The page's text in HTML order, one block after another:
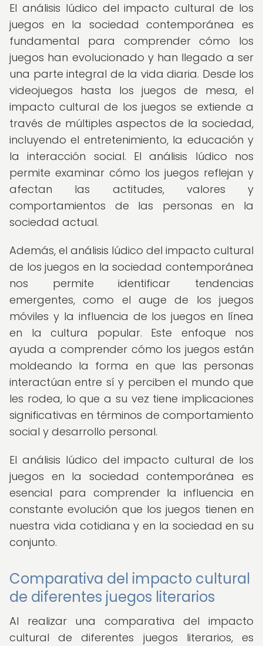
El análisis lúdico del impacto cultural de los
juegos en la sociedad contemporánea es
fundamental para comprender cómo los
juegos han evolucionado y han llegado a ser
una parte integral de la vida diaria. Desde los
videojuegos hasta los juegos de mesa, el
impacto cultural de los juegos se extiende a
través de múltiples aspectos de la sociedad,
incluyendo el entretenimiento, la educación y
la interacción social. El análisis lúdico nos
permite examinar cómo los juegos reflejan y
afectan las actitudes, valores y
comportamientos de las personas en la
sociedad actual.
Además, el análisis lúdico del impacto cultural
de los juegos en la sociedad contemporánea
nos permite identificar tendencias
emergentes, como el auge de los juegos
móviles y la influencia de los juegos en línea
en la cultura popular. Este enfoque nos
ayuda a comprender cómo los juegos están
moldeando la forma en que las personas
interactúan entre sí y perciben el mundo que
les rodea, lo que a su vez tiene implicaciones
significativas en términos de comportamiento
social y desarrollo personal.
El análisis lúdico del impacto cultural de los
juegos en la sociedad contemporánea es
esencial para comprender la influencia en
constante evolución que los juegos tienen en
nuestra vida cotidiana y en la sociedad en su
conjunto.
Comparativa del impacto cultural
de diferentes juegos literarios
Al realizar una comparativa del impacto
cultural de diferentes juegos literarios, es